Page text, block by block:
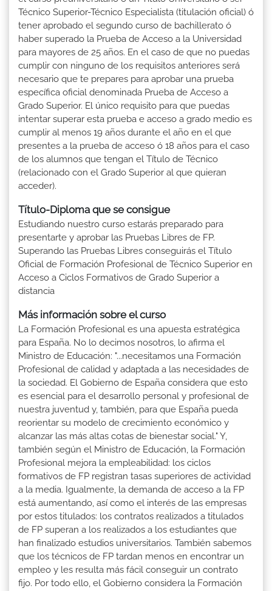
Técnico Superior-Técnico Especialista (titulación oficial) ó
tener aprobado el segundo curso de bachillerato ó
haber superado la Prueba de Acceso a la Universidad
para mayores de 25 años. En el caso de que no puedas
cumplir con ninguno de los requisitos anteriores será
necesario que te prepares para aprobar una prueba
específica oficial denominada Prueba de Acceso a
Grado Superior. El único requisito para que puedas
intentar superar esta prueba e acceso a grado medio es
cumplir al menos 19 años durante el año en el que
presentes a la prueba de acceso ó 18 años para el caso
de los alumnos que tengan el Título de Técnico
(relacionado con el Grado Superior al que quieran
acceder).
Título-Diploma que se consigue
Estudiando nuestro curso estarás preparado para
presentarte y aprobar las Pruebas Libres de FP.
Superando las Pruebas Libres conseguirás el Título
Oficial de Formación Profesional de Técnico Superior en
Acceso a Ciclos Formativos de Grado Superior a
distancia
Más información sobre el curso
La Formación Profesional es una apuesta estratégica
para España. No lo decimos nosotros, lo afirma el
Ministro de Educación: "...necesitamos una Formación
Profesional de calidad y adaptada a las necesidades de
la sociedad. El Gobierno de España considera que esto
es esencial para el desarrollo personal y profesional de
nuestra juventud y, también, para que España pueda
reorientar su modelo de crecimiento económico y
alcanzar las más altas cotas de bienestar social." Y,
también según el Ministro de Educación, la Formación
Profesional mejora la empleabilidad: los ciclos
formativos de FP registran tasas superiores de actividad
a la media. Igualmente, la demanda de acceso a la FP
está aumentando, así como el interés de las empresas
por estos titulados: los contratos realizados a titulados
de FP superan a los realizados a los estudiantes que
han finalizado estudios universitarios. También sabemos
que los técnicos de FP tardan menos en encontrar un
empleo y les resulta más fácil conseguir un contrato
fijo. Por todo ello, el Gobierno considera la Formación